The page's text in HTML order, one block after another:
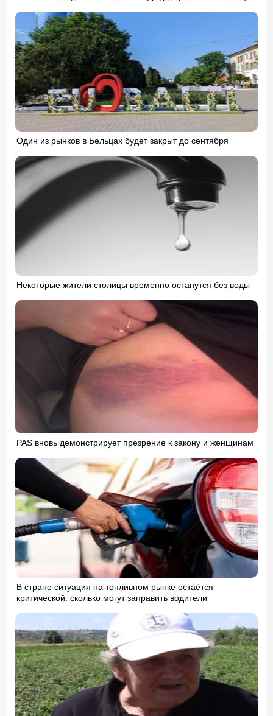
Один из рынков в Бельцах будет закрыт до сентября
Некоторые жители столицы временно останутся без воды
PAS вновь демонстрирует презрение к закону и женщинам
В стране ситуация на топливном рынке остаётся
критической: сколько могут заправить водители